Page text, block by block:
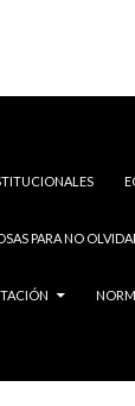
PARA NO